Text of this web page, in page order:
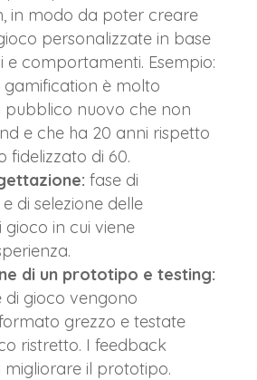
in modo da poter creare
personalizzate in base
e comportamenti. Esempio:
è molto
pubblico nuovo che non
e che ha 20 anni rispetto
fidelizzato di 60.
fase di
di selezione delle
in cui viene
di un prototipo e testing:
di gioco vengono
grezzo e testate
ristretto. I feedback
il prototipo.